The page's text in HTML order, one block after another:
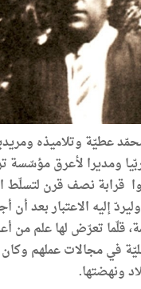
عطيّة وتلاميذه
ومديرا لأعرقمؤسّسة
قرابة نصف قرن لتسلّط
وليردّإليه الاعتباربعدأن
قلّما تعرّض لهاعلممن
فيمجالاتعملهم وكان
ونهضتها.